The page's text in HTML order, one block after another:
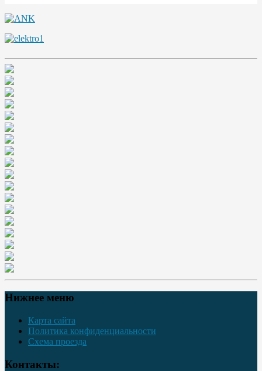
Нижнее меню
Карта сайта
Политика конфиденциальности
Схема проезда
Контакты: